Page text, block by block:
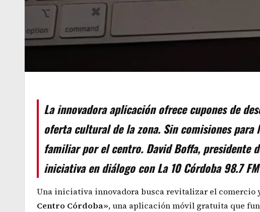
La innovadora aplicación ofrece cupones de
oferta cultural de la zona. Sin comisiones para
familiar por el centro. David Boffa, presidente
iniciativa en diálogo con La 10 Córdoba 98.7
Una iniciativa innovadora busca revitalizar el comercio
Centro Córdoba», una aplicación móvil gratuita que